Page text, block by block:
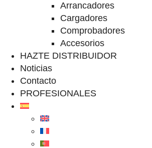
Arrancadores
Cargadores
Comprobadores
Accesorios
HAZTE DISTRIBUIDOR
Noticias
Contacto
PROFESIONALES